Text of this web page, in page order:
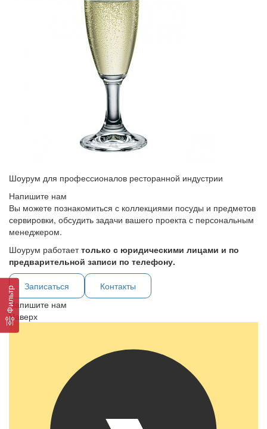
Фильтр
Шоурум для профессионалов ресторанной индустрии
Напишите нам
Вы можете познакомиться с коллекциями посуды и предметов
сервировки, обсудить задачи вашего проекта с персональным
менеджером.
Шоурум работаеттолько с юридическими лицами и по
предварительной записи по телефону.
Записаться
Контакты
Напишите нам
Наверх